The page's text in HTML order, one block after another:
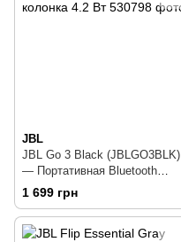
JBL
JBL Go 3 Black (JBLGO3BLK)
— Портативная Bluetooth
колонка 4.2 Вт
1 699 грн